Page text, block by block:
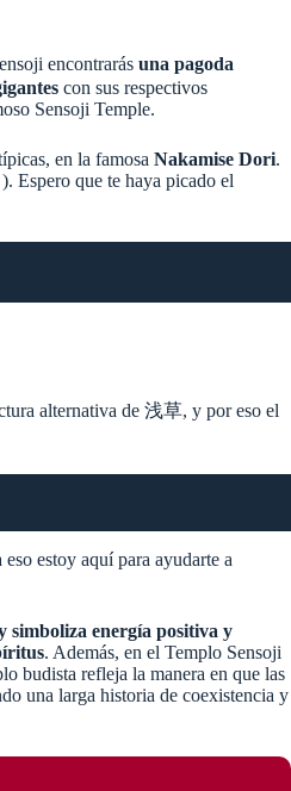
encontrarás una pagoda
con sus respectivos
Sensoji Temple.
en la famosa Nakamise Dori.
Espero que te haya picado el
alternativa de 浅草, y por eso el
estoy aquí para ayudarte a
simboliza energía positiva y
. Además, en el Templo Sensoji
budista refleja la manera en que las
una larga historia de coexistencia y